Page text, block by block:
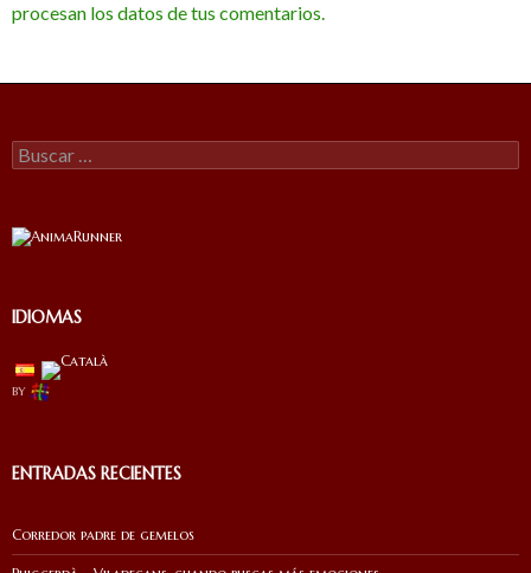
procesan los datos de tus comentarios.
Buscar:
IDIOMAS
by
ENTRADAS RECIENTES
Corredor padre de gemelos